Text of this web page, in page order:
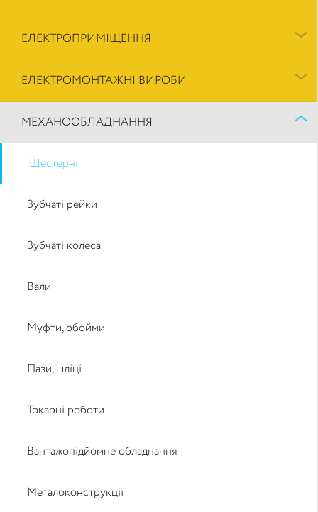
ЕЛЕКТРОПРИМІЩЕННЯ
ЕЛЕКТРОМОНТАЖНІ ВИРОБИ
МЕХАНООБЛАДНАННЯ
Шестерні
Зубчаті рейки
Зубчаті колеса
Вали
Муфти, обойми
Пази, шліці
Токарні роботи
Вантажопідйомне обладнання
Металоконструкції